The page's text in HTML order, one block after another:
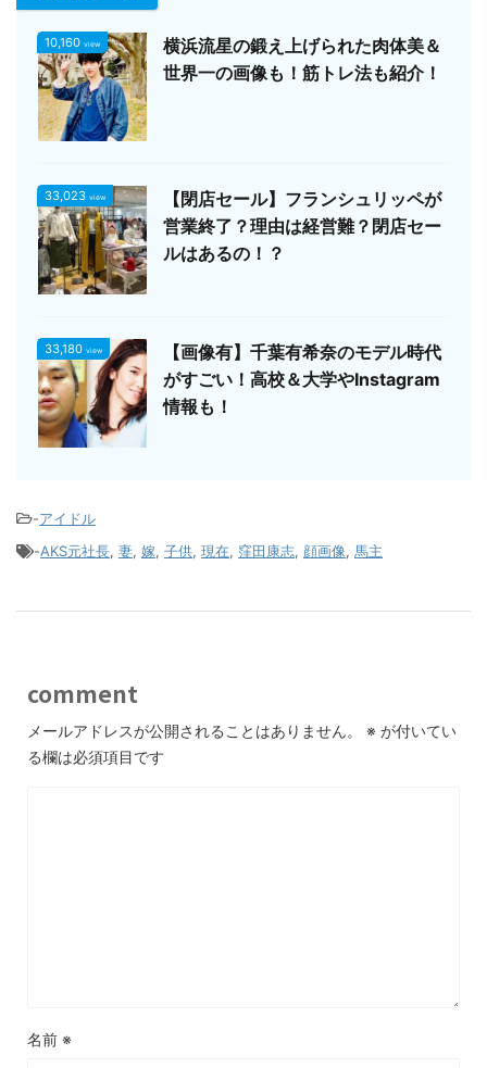
10,160 view
横浜流星の鍛え上げられた肉体美＆
世界一の画像も！筋トレ法も紹介！
33,023 view
【閉店セール】フランシュリッペが
営業終了？理由は経営難？閉店セー
ルはあるの！？
33,180 view
【画像有】千葉有希奈のモデル時代
がすごい！高校＆大学やInstagram
情報も！
-アイドル
-AKS元社長, 妻, 嫁, 子供, 現在, 窪田康志, 顔画像, 馬主
comment
メールアドレスが公開されることはありません。 ※ が付いてい
る欄は必須項目です
名前 ※